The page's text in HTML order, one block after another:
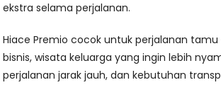
ekstra selama perjalanan.
Hiace Premio cocok untuk perjalanan tamu
bisnis, wisata keluarga yang ingin lebih
perjalanan jarak jauh, dan kebutuhan